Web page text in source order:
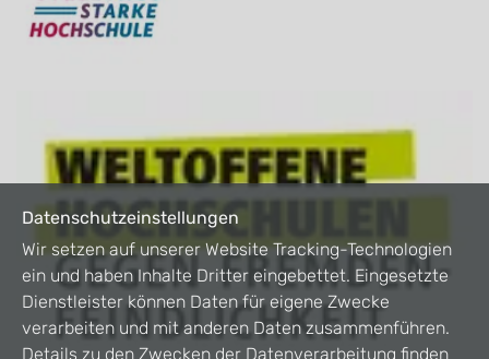
Datenschutzeinstellungen
Wir setzen auf unserer Website Tracking-Technologien
ein und haben Inhalte Dritter eingebettet. Eingesetzte
Dienstleister können Daten für eigene Zwecke
verarbeiten und mit anderen Daten zusammenführen.
Details zu den Zwecken der Datenverarbeitung finden